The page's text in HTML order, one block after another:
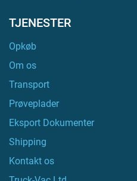
TJENESTER
Opkøb
Om os
Transport
Prøveplader
Eksport Dokumenter
Shipping
Kontakt os